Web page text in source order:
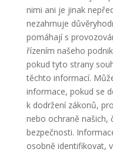
nimi ani je jinak
nezahrnuje
pomáhají s
řízením našeho
pokud tyto strany
těchto informací.
informace, pokud se
k dodržení zákonů,
nebo ochraně našich,
bezpečnosti.
osobně identifikovat,